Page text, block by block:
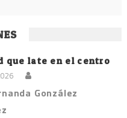
que late en el centro
González